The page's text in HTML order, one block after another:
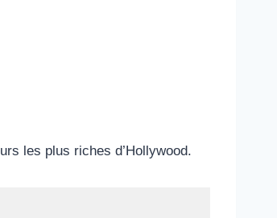
les plus riches d’Hollywood.